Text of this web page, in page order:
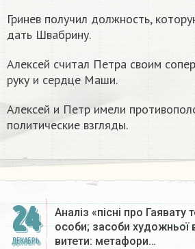
Гринев получил должность,
дать Швабрину.
Алексей считал Петра своим
руку и сердце Маши.
Алексей и Петр имели
политические взгляды.
24
ДЕКАБРЬ
Аналіз «пісні про Гаявату
особи; засоби художньої
витети: метафори…